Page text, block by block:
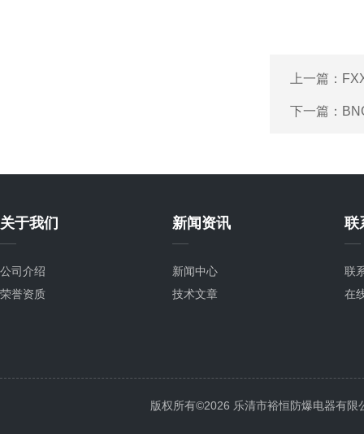
上一篇：
下一篇：
关于我们
公司介绍
荣誉资质
新闻资讯
新闻中心
技术文章
联
联
在
版权所有©2026 乐清市裕恒防爆电器有